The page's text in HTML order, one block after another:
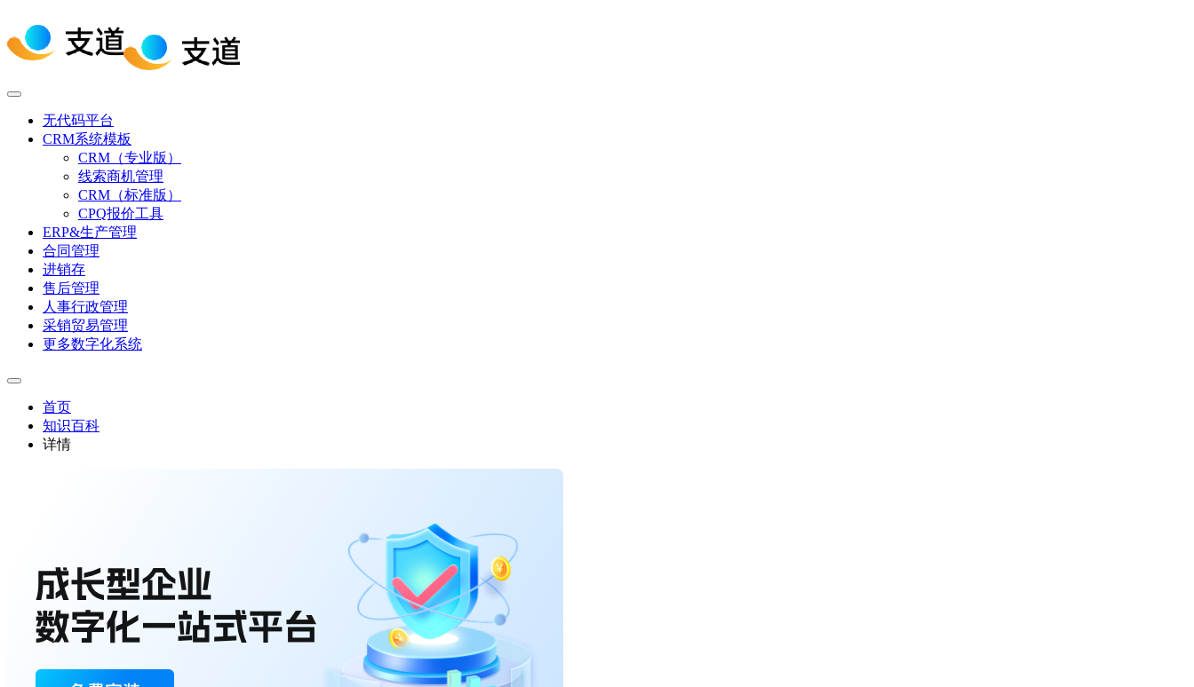
无代码平台
CRM系统模板
CRM（专业版）
线索商机管理
CRM（标准版）
CPQ报价工具
ERP&生产管理
合同管理
进销存
售后管理
人事行政管理
采销贸易管理
更多数字化系统
首页
知识百科
详情